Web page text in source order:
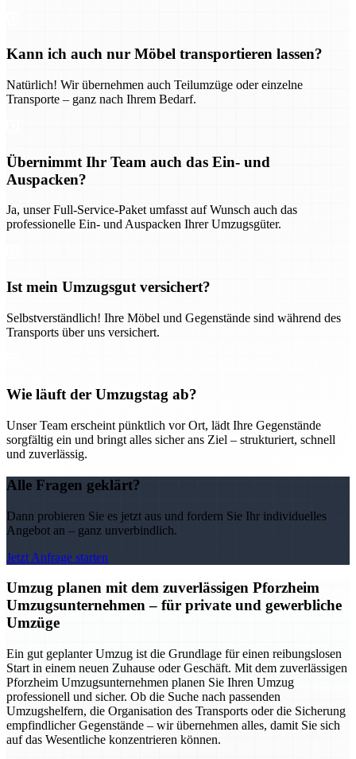
Kann ich auch nur Möbel transportieren lassen?
Natürlich! Wir übernehmen auch Teilumzüge oder einzelne
Transporte – ganz nach Ihrem Bedarf.
Übernimmt Ihr Team auch das Ein- und
Auspacken?
Ja, unser Full-Service-Paket umfasst auf Wunsch auch das
professionelle Ein- und Auspacken Ihrer Umzugsgüter.
Ist mein Umzugsgut versichert?
Selbstverständlich! Ihre Möbel und Gegenstände sind während des
Transports über uns versichert.
Wie läuft der Umzugstag ab?
Unser Team erscheint pünktlich vor Ort, lädt Ihre Gegenstände
sorgfältig ein und bringt alles sicher ans Ziel – strukturiert, schnell
und zuverlässig.
Alle Fragen geklärt?
Dann probieren Sie es jetzt aus und fordern Sie Ihr individuelles
Angebot an – ganz unverbindlich.
Jetzt Anfrage starten
Umzug planen mit dem zuverlässigen Pforzheim
Umzugsunternehmen – für private und gewerbliche
Umzüge
Ein gut geplanter Umzug ist die Grundlage für einen reibungslosen
Start in einem neuen Zuhause oder Geschäft. Mit dem zuverlässigen
Pforzheim Umzugsunternehmen planen Sie Ihren Umzug
professionell und sicher. Ob die Suche nach passenden
Umzugshelfern, die Organisation des Transports oder die Sicherung
empfindlicher Gegenstände – wir übernehmen alles, damit Sie sich
auf das Wesentliche konzentrieren können.